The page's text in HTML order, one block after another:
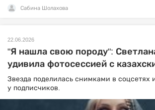
Сабина Шолахова
22.06.2026
"Я нашла свою породу":
удивила фотосессией с
Звезда поделилась снимками в соцсетях
у подписчиков.